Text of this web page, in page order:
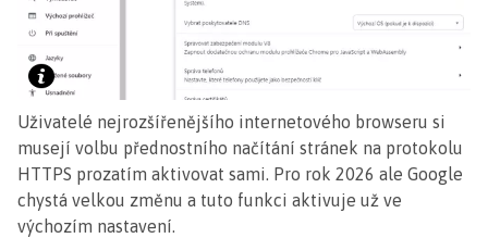
Uživatelé nejrozšířenějšího internetového browseru si
musejí volbu přednostního načítání stránek na protokolu
HTTPS prozatím aktivovat sami. Pro rok 2026 ale Google
chystá velkou změnu a tuto funkci aktivuje už ve
výchozím nastavení.